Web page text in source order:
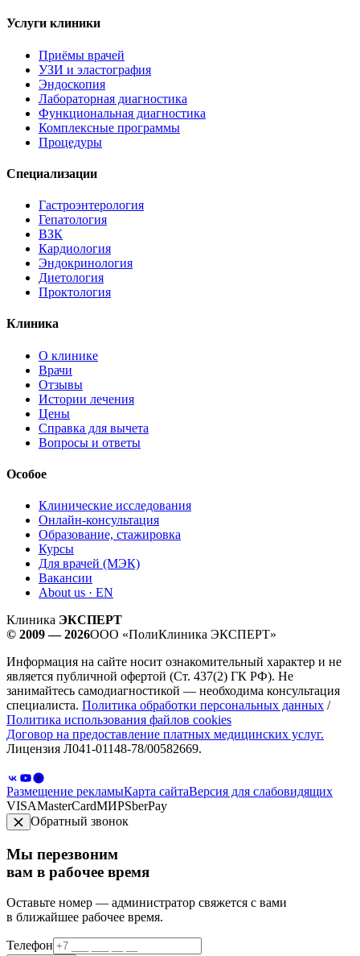
Услуги клиники
Приёмы врачей
УЗИ и эластография
Эндоскопия
Лабораторная диагностика
Функциональная диагностика
Комплексные программы
Процедуры
Специализации
Гастроэнтерология
Гепатология
ВЗК
Кардиология
Эндокринология
Диетология
Проктология
Клиника
О клинике
Врачи
Отзывы
Истории лечения
Цены
Справка для вычета
Вопросы и ответы
Особое
Клинические исследования
Онлайн-консультация
Образование, стажировка
Курсы
Для врачей (МЭК)
Вакансии
About us · EN
Клиника ЭКСПЕРТ
© 2009 — 2026ООО «ПолиКлиника ЭКСПЕРТ»
Информация на сайте носит ознакомительный характер и не
является публичной офертой (Ст. 437(2) ГК РФ). Не
занимайтесь самодиагностикой — необходима консультация
специалиста. Политика обработки персональных данных /
Политика использования файлов cookies
Договор на предоставление платных медицинских услуг.
Лицензия Л041-01148-78/00582669.
Размещение рекламыКарта сайтаВерсия для слабовидящих
VISAMasterCardМИРSberPay
Обратный звонок
Мы перезвоним
вам в рабочее время
Оставьте номер — администратор свяжется с вами
в ближайшее рабочее время.
Телефон